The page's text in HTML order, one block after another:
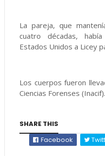
La pareja, que
cuatro décadas,
Estados Unidos a Licey
Los cuerpos fueron
Ciencias Forenses (Inacif).
SHARE THIS
Facebook